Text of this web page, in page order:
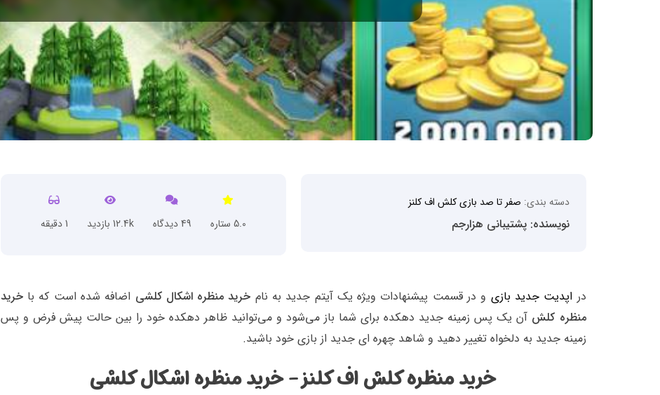
دسته بندی: صفر تا صد بازی کلش اف کلنز
نویسنده: پشتیبانی هزارجم 5.0 ستاره 49 دیدگاه 12.4k بازدید 1 دقیقه
در اپدیت جدید بازی و در قسمت پیشنهادات ویژه یک آیتم جدید به نام خرید منظره اشکال کلشی اضافه شده است که باخرید
منظره کلش آن یک پس زمینه جدید دهکده برای شما باز می‌شود و می‌توانید ظاهر دهکده خود را بین حالت پیش فرض و پس
زمینه جدید به دلخواه تغییر دهید و شاهد چهره ای جدید از بازی خود باشید.
خرید منظره کلش اف کلنز - خرید منظره اشکال کلشی